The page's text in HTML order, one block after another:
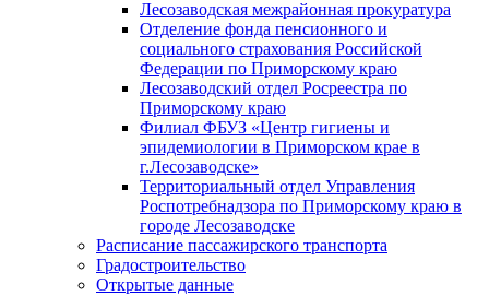
Лесозаводская межрайонная прокуратура
Отделение фонда пенсионного и
социального страхования Российской
Федерации по Приморскому краю
Лесозаводский отдел Росреестра по
Приморскому краю
Филиал ФБУЗ «Центр гигиены и
эпидемиологии в Приморском крае в
г.Лесозаводске»
Территориальный отдел Управления
Роспотребнадзора по Приморскому краю в
городе Лесозаводске
Расписание пассажирского транспорта
Градостроительство
Открытые данные